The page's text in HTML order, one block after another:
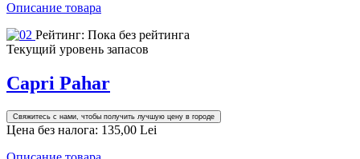
Описание товара
Рейтинг: Пока без рейтинга
Текущий уровень запасов
Capri Pahar
Свяжитесь с нами, чтобы получить лучшую цену в городе
Цена без налога: 135,00 Lei